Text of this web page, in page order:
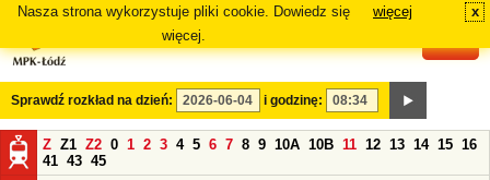
Nasza strona wykorzystuje pliki cookie. Dowiedz się
więcej.
więcej x
Sprawdź rozkład na dzień: i godzinę:
Z Z1 Z2 0 1 2 3 4 5 6 7 8 9 10A 10B 11 12 13 14 15 16
41 43 45